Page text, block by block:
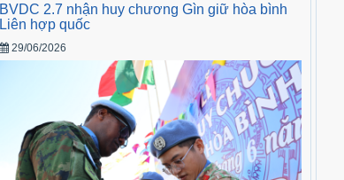
BVDC 2.7 nhận huy chương Gìn giữ hòa bình
Liên hợp quốc
29/06/2026